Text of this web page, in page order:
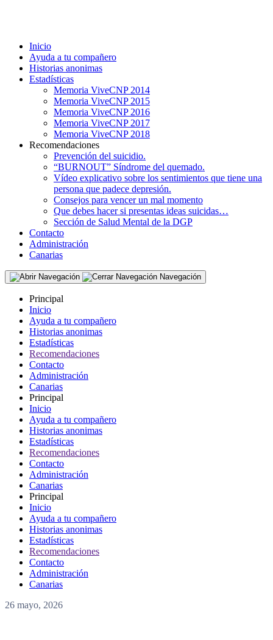
Inicio
Ayuda a tu compañero
Historias anonimas
Estadísticas
Memoria ViveCNP 2014
Memoria ViveCNP 2015
Memoria ViveCNP 2016
Memoria ViveCNP 2017
Memoria ViveCNP 2018
Recomendaciones
Prevención del suicidio.
“BURNOUT” Síndrome del quemado.
Vídeo explicativo sobre los sentimientos que tiene una
persona que padece depresión.
Consejos para vencer un mal momento
Que debes hacer si presentas ideas suicidas…
Sección de Salud Mental de la DGP
Contacto
Administración
Canarias
Navegación
Principal
Inicio
Ayuda a tu compañero
Historias anonimas
Estadísticas
Recomendaciones
Contacto
Administración
Canarias
Principal
Inicio
Ayuda a tu compañero
Historias anonimas
Estadísticas
Recomendaciones
Contacto
Administración
Canarias
Principal
Inicio
Ayuda a tu compañero
Historias anonimas
Estadísticas
Recomendaciones
Contacto
Administración
Canarias
26 mayo, 2026